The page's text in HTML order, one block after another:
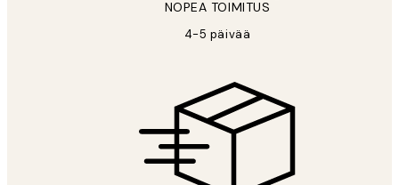
NOPEA TOIMITUS
4-5 päivää